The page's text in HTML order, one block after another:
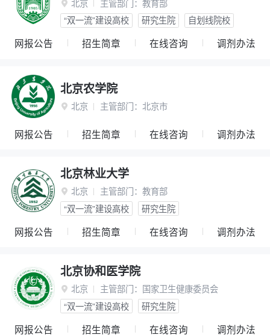
 北京 主管部门： 教育部
“双一流”建设高校
研究生院 自划线院校
网报公告 招生简章 在线咨询 调剂办法
北京农学院
 北京 主管部门： 北京市
网报公告 招生简章 在线咨询 调剂办法
北京林业大学
 北京 主管部门： 教育部
“双一流”建设高校
研究生院
网报公告 招生简章 在线咨询 调剂办法
北京协和医学院
 北京 主管部门： 国家卫生健康委员会
“双一流”建设高校
研究生院
网报公告 招生简章 在线咨询 调剂办法